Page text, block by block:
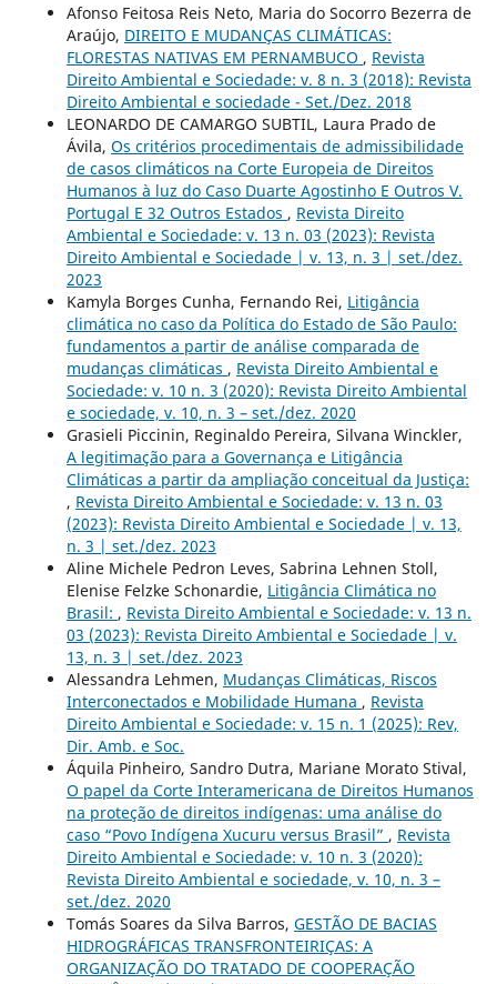
Afonso Feitosa Reis Neto, Maria do Socorro Bezerra de
Araújo, DIREITO E MUDANÇAS CLIMÁTICAS:
FLORESTAS NATIVAS EM PERNAMBUCO , Revista
Direito Ambiental e Sociedade: v. 8 n. 3 (2018): Revista
Direito Ambiental e sociedade - Set./Dez. 2018
LEONARDO DE CAMARGO SUBTIL, Laura Prado de
Ávila, Os critérios procedimentais de admissibilidade
de casos climáticos na Corte Europeia de Direitos
Humanos à luz do Caso Duarte Agostinho E Outros V.
Portugal E 32 Outros Estados , Revista Direito
Ambiental e Sociedade: v. 13 n. 03 (2023): Revista
Direito Ambiental e Sociedade | v. 13, n. 3 | set./dez.
2023
Kamyla Borges Cunha, Fernando Rei, Litigância
climática no caso da Política do Estado de São Paulo:
fundamentos a partir de análise comparada de
mudanças climáticas , Revista Direito Ambiental e
Sociedade: v. 10 n. 3 (2020): Revista Direito Ambiental
e sociedade, v. 10, n. 3 – set./dez. 2020
Grasieli Piccinin, Reginaldo Pereira, Silvana Winckler,
A legitimação para a Governança e Litigância
Climáticas a partir da ampliação conceitual da Justiça:
, Revista Direito Ambiental e Sociedade: v. 13 n. 03
(2023): Revista Direito Ambiental e Sociedade | v. 13,
n. 3 | set./dez. 2023
Aline Michele Pedron Leves, Sabrina Lehnen Stoll,
Elenise Felzke Schonardie, Litigância Climática no
Brasil: , Revista Direito Ambiental e Sociedade: v. 13 n.
03 (2023): Revista Direito Ambiental e Sociedade | v.
13, n. 3 | set./dez. 2023
Alessandra Lehmen, Mudanças Climáticas, Riscos
Interconectados e Mobilidade Humana , Revista
Direito Ambiental e Sociedade: v. 15 n. 1 (2025): Rev,
Dir. Amb. e Soc.
Áquila Pinheiro, Sandro Dutra, Mariane Morato Stival,
O papel da Corte Interamericana de Direitos Humanos
na proteção de direitos indígenas: uma análise do
caso “Povo Indígena Xucuru versus Brasil” , Revista
Direito Ambiental e Sociedade: v. 10 n. 3 (2020):
Revista Direito Ambiental e sociedade, v. 10, n. 3 –
set./dez. 2020
Tomás Soares da Silva Barros, GESTÃO DE BACIAS
HIDROGRÁFICAS TRANSFRONTEIRIÇAS: A
ORGANIZAÇÃO DO TRATADO DE COOPERAÇÃO